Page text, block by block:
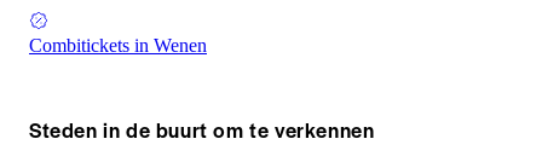
Combitickets in Wenen
Steden in de buurt om te verkennen